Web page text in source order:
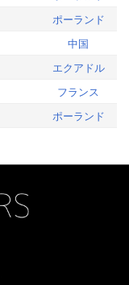
ポーランド
中国
エクアドル
フランス
ポーランド